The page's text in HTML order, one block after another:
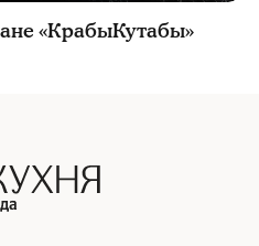
«КрабыКутабы»